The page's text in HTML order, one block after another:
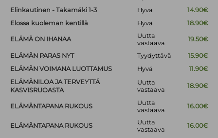
Elinkautinen - Takamäki 1-3
Hyvä
14.90€
Elossa kuoleman kentillä
Hyvä 18.90€
ELÄMÄ ON IHANAA
Uutta
vastaava
19.50€
ELÄMÄN PARAS NYT Tyydyttävä
15.90€
ELÄMÄN VOIMANA LUOTTAMUS
Hyvä
11.90€
ELÄMÄNILOA JA TERVEYTTÄ
KASVISRUOASTA
Uutta
vastaava
18.90€
ELÄMÄNTAPANA RUKOUS
Uutta
vastaava
16.00€
ELÄMÄNTAPANA RUKOUS
Uutta
vastaava
16.00€